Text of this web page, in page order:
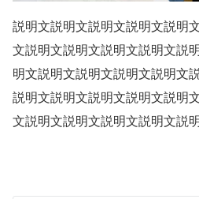
説明文説明文説明文説明文説明
文説明文説明文説明文説明文説
明文説明文説明文説明文説明文
説明文説明文説明文説明文説明
文説明文説明文説明文説明文説